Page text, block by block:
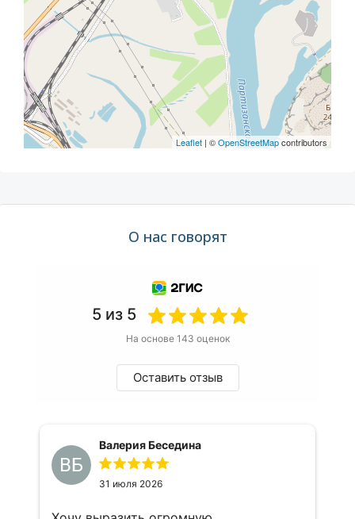
Leaflet | ©OpenStreetMapcontributors
О нас говорят
5 из 5
На основе 143 оценок
Оставить отзыв
ВБ
Валерия Беседина
31 июля 2026